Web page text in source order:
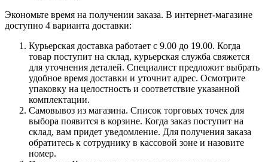
Экономьте время на получении заказа. В интернет-магазине
доступно 4 варианта доставки:
Курьерская доставка работает с 9.00 до 19.00. Когда
товар поступит на склад, курьерская служба свяжется
для уточнения деталей. Специалист предложит выбрать
удобное время доставки и уточнит адрес. Осмотрите
упаковку на целостность и соответствие указанной
комплектации.
Самовывоз из магазина. Список торговых точек для
выбора появится в корзине. Когда заказ поступит на
склад, вам придет уведомление. Для получения заказа
обратитесь к сотруднику в кассовой зоне и назовите
номер.